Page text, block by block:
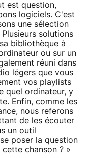
est question,
logiciels. C'est
une sélection
solutions
bibliothèque à
ou sur un
réuni dans
légers que vous
vos playlists
quel ordinateur, y
Enfin, comme les
nous referons
de les écouter
un outil
poser la question
chanson ? »